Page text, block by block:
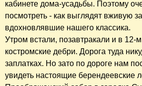
кабинете дома-усадьбы. Поэтому
посмотреть - как выглядят вживую
вдохновлявшие нашего классика.
Утром встали, позавтракали и в 12-
костромские дебри. Дорога туда
заплатках. Но зато по дороге нам
увидеть настоящие берендеевские